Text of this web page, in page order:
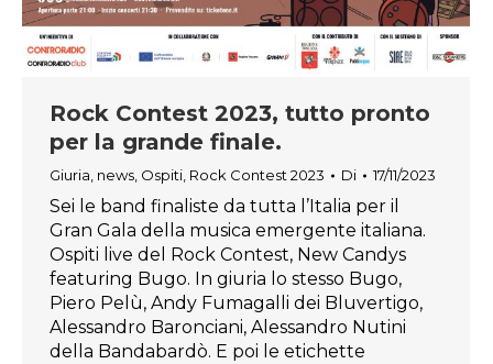
Rock Contest 2023, tutto pronto
per la grande finale.
Giuria, news, Ospiti, Rock Contest 2023 Di 17/11/2023
Sei le band finaliste da tutta l’Italia per il
Gran Gala della musica emergente italiana.
Ospiti live del Rock Contest, New Candys
featuring Bugo. In giuria lo stesso Bugo,
Piero Pelù, Andy Fumagalli dei Bluvertigo,
Alessandro Baronciani, Alessandro Nutini
della Bandabardò. E poi le etichette